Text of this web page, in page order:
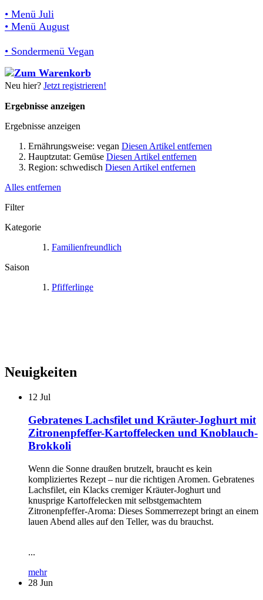
• Menü Juli
• Menü August
• Sondermenü Vegan
Neu hier? Jetzt registrieren!
Ergebnisse anzeigen
Ergebnisse anzeigen
Ernährungsweise: vegan Diesen Artikel entfernen
Hauptzutat: Gemüse Diesen Artikel entfernen
Region: schwedisch Diesen Artikel entfernen
Alles entfernen
Filter
Kategorie
Familienfreundlich
Saison
Pfifferlinge
Neuigkeiten
12 Jul
Gebratenes Lachsfilet und Kräuter-Joghurt mit
Zitronenpfeffer-Kartoffelecken und Knoblauch-
Brokkoli
Wenn die Sonne draußen brutzelt, braucht es kein
kompliziertes Rezept – nur die richtigen Aromen. Gebratenes
Lachsfilet, ein Klacks cremiger Kräuter-Joghurt und
knusprige Kartoffelecken mit selbstgemachtem
Zitronenpfeffer-Aroma: Dieses Sommerrezept bringt an einem
lauen Abend alles auf den Teller, was du brauchst.
...
mehr
28 Jun